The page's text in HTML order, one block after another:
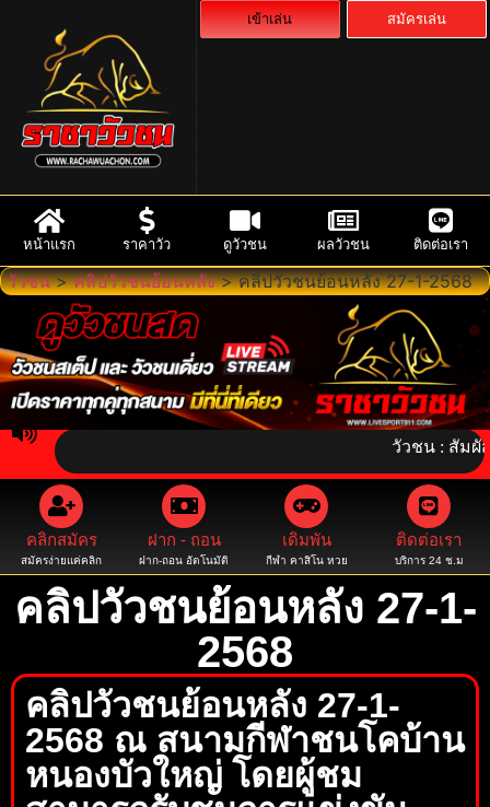
เข้าเล่น สมัครเล่น
หน้าแรก ราคาวัว ดูวัวชน ผลวัวชน ติดต่อเรา
วัวชน>คลิปวัวชนย้อนหลัง>คลิปวัวชนย้อนหลัง 27-1-2568
วัวชน : สัมผัสจิต
คลิกสมัคร
สมัครง่ายแค่คลิก
ฝาก - ถอน
ฝาก-ถอน อัตโนมัติ
เดิมพัน
กีฬา คาสิโน หวย
ติดต่อเรา
บริการ 24 ช.ม
คลิปวัวชนย้อนหลัง 27-1-
2568
คลิปวัวชนย้อนหลัง 27-1-
2568 ณ สนามกีฬาชนโคบ้าน
หนองบัวใหญ่ โดยผู้ชม